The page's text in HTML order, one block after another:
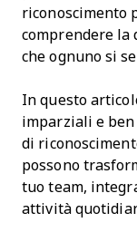
riconoscimento
comprendere la
che ognuno si
In questo
imparziali e
di
possono
tuo team,
attività